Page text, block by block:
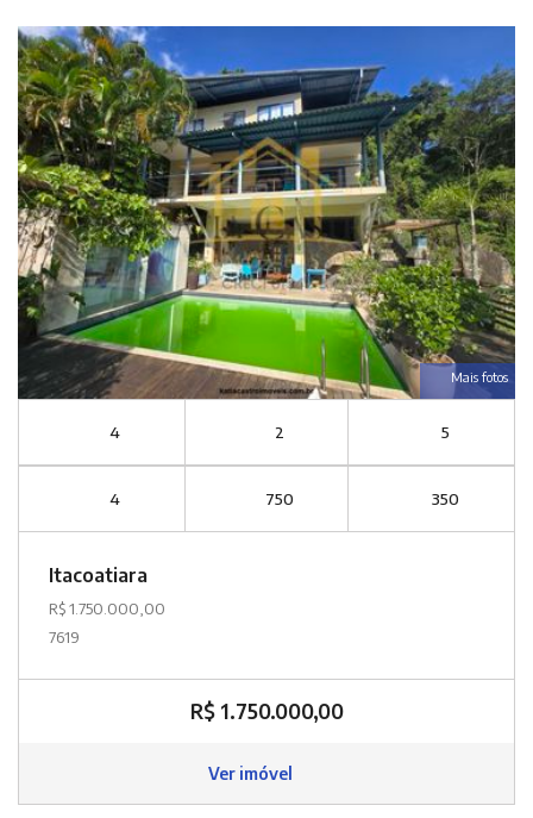
Mais fotos
4 2 5
4 750 350
Itacoatiara
R$ 1.750.000,00
7619
R$ 1.750.000,00
Ver imóvel